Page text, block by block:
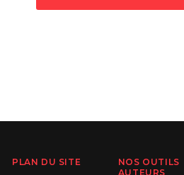
PLAN DU SITE
NOS OUTILS
AUTEURS